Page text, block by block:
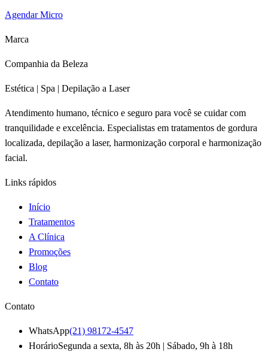
Agendar Micro
Marca
Companhia da Beleza
Estética | Spa | Depilação a Laser
Atendimento humano, técnico e seguro para você se cuidar com
tranquilidade e excelência. Especialistas em tratamentos de gordura
localizada, depilação a laser, harmonização corporal e harmonização
facial.
Links rápidos
Início
Tratamentos
A Clínica
Promoções
Blog
Contato
Contato
WhatsApp(21) 98172-4547
HorárioSegunda a sexta, 8h às 20h | Sábado, 9h à 18h